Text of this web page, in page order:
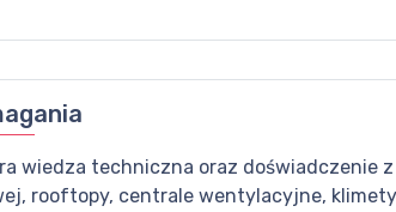
wiedza techniczna oraz doświadczenie
rooftopy, centrale wentylacyjne,